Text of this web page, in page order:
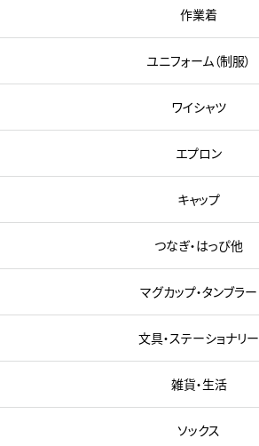
作業着
ユニフォーム（制服）
ワイシャツ
エプロン
キャップ
つなぎ・はっぴ他
マグカップ・タンブラー
文具・ステーショナリー
雑貨・生活
ソックス